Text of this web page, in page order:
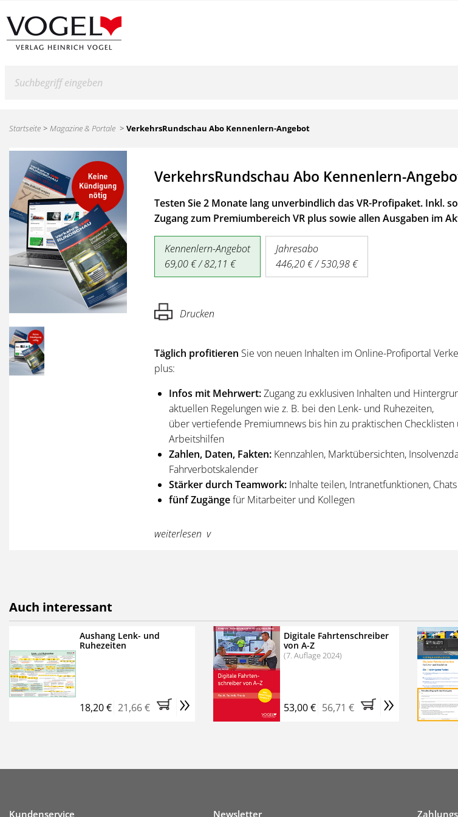
Startseite Magazine & Portale VerkehrsRundschau Abo Kennenlern-Angebot
VerkehrsRundschau Abo Kennenlern-
Testen Sie 2 Monate lang unverbindlich das VR-Profipaket. Inkl.
Zugang zum Premiumbereich VR plus sowieallen Ausgaben im
Kennenlern-Angebot
69,00 € / 82,11 €
Jahresabo
446,20 € / 530,98 €
Drucken
Täglich profitieren Sie von neuen Inhalten im Online-Profiportal
plus:
Infos mit Mehrwert:Zugang zu exklusiven Inhalten und
aktuellen Regelungen wie z. B. bei den Lenk- und Ruhezeiten,
über vertiefende Premiumnews bis hin zu praktischen Checklisten
Arbeitshilfen
Zahlen, Daten, Fakten: Kennzahlen, Marktübersichten,
Fahrverbotskalender
Stärker durch Teamwork: Inhalte teilen, Intranetfunktionen, Chats
fünf Zugängefür Mitarbeiter und Kollegen
Sie erhaltenalle Ausgaben
Kostenfreie Online-Seminare
Bestellen Sie jetzt das VerkehrsRundschau Profipaket im Kennenlern-
Monate (inkl. der derzeitig gesetzlichen MwSt. und Versandkosten).
brauchen Sie nichts weiter tun, das Abonnement endet
entstehen keine weiteren Verpflichtungen.
weiterlesen
Auch interessant
Aushang Lenk- und
Ruhezeiten
18,20 € 21,66 € »
Digitale Fahrtenschreiber
von A-Z
(7. Auflage 2024)
53,00 € 56,71 € »
Kundenservice Newsletter